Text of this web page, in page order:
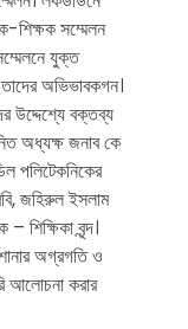
শিক্ষক সম্মেলন
যুক্ত
তাদের অভিভাবকগন।
উদ্দেশ্যে বক্তব্য
অধ্যক্ষ জনাব কে
পলিটেকনিকের
জহিরুল ইসলাম
– শিক্ষিকা বৃন্দ।
অগ্রগতি ও
আলোচনা করার